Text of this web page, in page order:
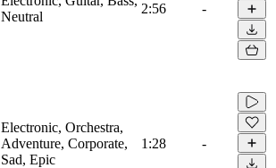
Neutral
2:56 -
Electronic, Orchestra,
Adventure, Corporate,
Sad, Epic
1:28 -